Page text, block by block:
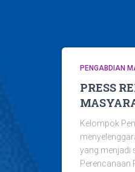
PENGABDIAN
PRESS
Kelompok
yang menjadi
Perencanaan